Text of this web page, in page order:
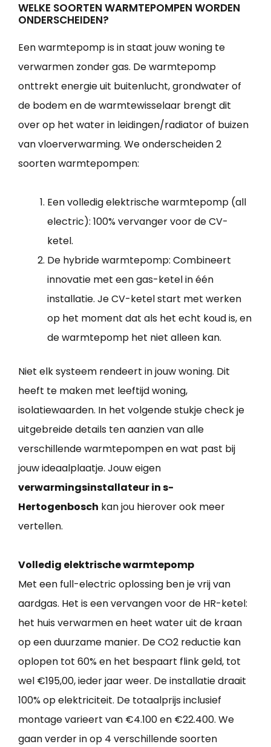
WELKE SOORTEN WARMTEPOMPEN WORDEN
ONDERSCHEIDEN?
Een warmtepomp is in staat jouw woning te
verwarmen zonder gas. De warmtepomp
onttrekt energie uit buitenlucht, grondwater of
de bodem en de warmtewisselaar brengt dit
over op het water in leidingen/radiator of buizen
van vloerverwarming. We onderscheiden 2
soorten warmtepompen:
Een volledig elektrische warmtepomp (all
electric): 100% vervanger voor de CV-
ketel.
De hybride warmtepomp: Combineert
innovatie met een gas-ketel in één
installatie. Je CV-ketel start met werken
op het moment dat als het echt koud is, en
de warmtepomp het niet alleen kan.
Niet elk systeem rendeert in jouw woning. Dit
heeft te maken met leeftijd woning,
isolatiewaarden. In het volgende stukje check je
uitgebreide details ten aanzien van alle
verschillende warmtepompen en wat past bij
jouw ideaalplaatje. Jouw eigen
verwarmingsinstallateur in s-
Hertogenbosch kan jou hierover ook meer
vertellen.
Volledig elektrische warmtepomp
Met een full-electric oplossing ben je vrij van
aardgas. Het is een vervangen voor de HR-ketel:
het huis verwarmen en heet water uit de kraan
op een duurzame manier. De CO2 reductie kan
oplopen tot 60% en het bespaart flink geld, tot
wel €195,00, ieder jaar weer. De installatie draait
100% op elektriciteit. De totaalprijs inclusief
montage varieert van €4.100 en €22.400. We
gaan verder in op 4 verschillende soorten